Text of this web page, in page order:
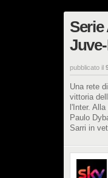
pubblicato il
Una rete
vittoria
l'Inter.
Paulo
Sarri in